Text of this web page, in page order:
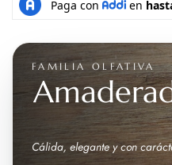
FAMILIA OLFATIVA
Cálida, elegante y con